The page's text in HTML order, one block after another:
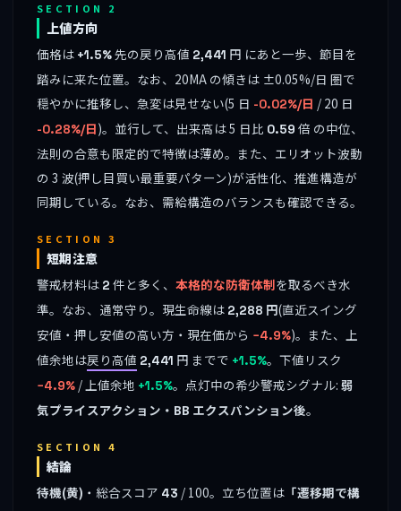
SECTION 2
上値方向
価格は +1.5%先の戻り高値 2,441 円 にあと一歩、節目を
踏みに来た位置。なお、20MA の傾きは ±0.05%/日 圏で
穏やかに推移し、急変は見せない(5 日 -0.02%/日 / 20 日
-0.28%/日)。並行して、出来高は 5 日比 0.59 倍 の中位、
法則の合意も限定的で特徴は薄め。また、エリオット波動
の 3 波(押し目買い最重要パターン)が活性化、推進構造が
同期している。なお、需給構造のバランスも確認できる。
SECTION 3
短期注意
警戒材料は 2 件と多く、 本格的な防衛体制を取るべき水
準。なお、通常守り。現生命線は 2,288 円(直近スイング
安値・押し安値の高い方・現在価から −4.9%)。また、上
値余地は戻り高値 2,441 円 までで +1.5%。下値リスク
−4.9% / 上値余地 +1.5%。点灯中の希少警戒シグナル: 弱
気プライスアクション・BB エクスパンション後。
SECTION 4
結論
待機(黄) ・総合スコア 43 / 100。立ち位置は 「遷移期で構